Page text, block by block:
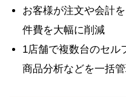
お客様が注文や会計
件費を大幅に削減
1店舗で複数台のセル
商品分析などを一括